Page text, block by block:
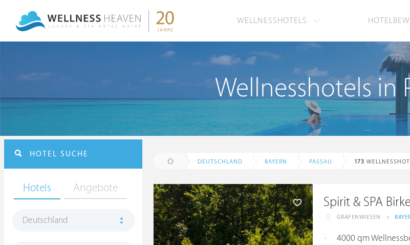
WELLNESSHOTELS
Wellnesshotels in
DEUTSCHLAND BAYERN PASSAU 173
Spirit & SPA
GRAFENWIESEN >
4000 qm
HOTEL SUCHE
Hotels Angebote
Deutschland